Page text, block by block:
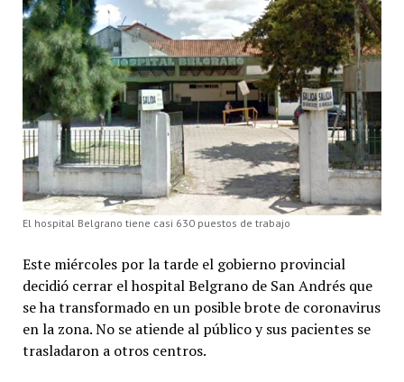
El hospital Belgrano tiene casi 630 puestos de trabajo
Este miércoles por la tarde el gobierno provincial
decidió cerrar el hospital Belgrano de San Andrés que
se ha transformado en un posible brote de coronavirus
en la zona. No se atiende al público y sus pacientes se
trasladaron a otros centros.